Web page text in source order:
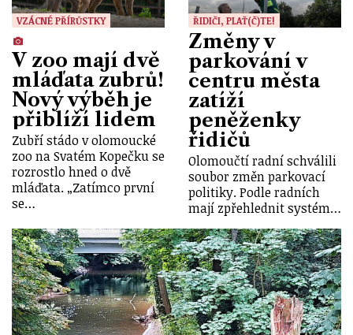
VZÁCNÉ PŘÍRŮSTKY
V zoo mají dvě
mláďata zubrů!
Nový výběh je
přiblíží lidem
Zubří stádo v olomoucké
zoo na Svatém Kopečku se
rozrostlo hned o dvě
mláďata. „Zatímco první
se…
ŘIDIČI, PLAŤ(Č)TE!
Změny v
parkování v
centru města
zatíží
peněženky
řidičů
Olomoučtí radní schválili
soubor změn parkovací
politiky. Podle radních
mají zpřehlednit systém…